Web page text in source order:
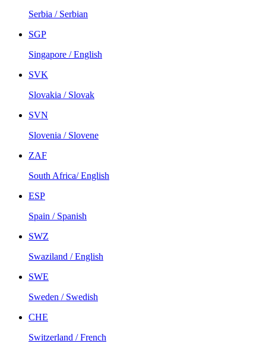
Serbia / Serbian
SGP
Singapore / English
SVK
Slovakia / Slovak
SVN
Slovenia / Slovene
ZAF
South Africa/ English
ESP
Spain / Spanish
SWZ
Swaziland / English
SWE
Sweden / Swedish
CHE
Switzerland / French